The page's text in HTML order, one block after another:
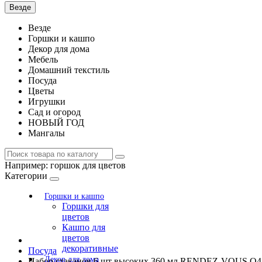
Везде
Везде
Горшки и кашпо
Декор для дома
Мебель
Домашний текстиль
Посуда
Цветы
Игрушки
Сад и огород
НОВЫЙ ГОД
Мангалы
Например: горшок для цветов
Категории
Горшки и кашпо
Горшки для
цветов
Кашпо для
цветов
декоративные
Декор для дома
Посуда